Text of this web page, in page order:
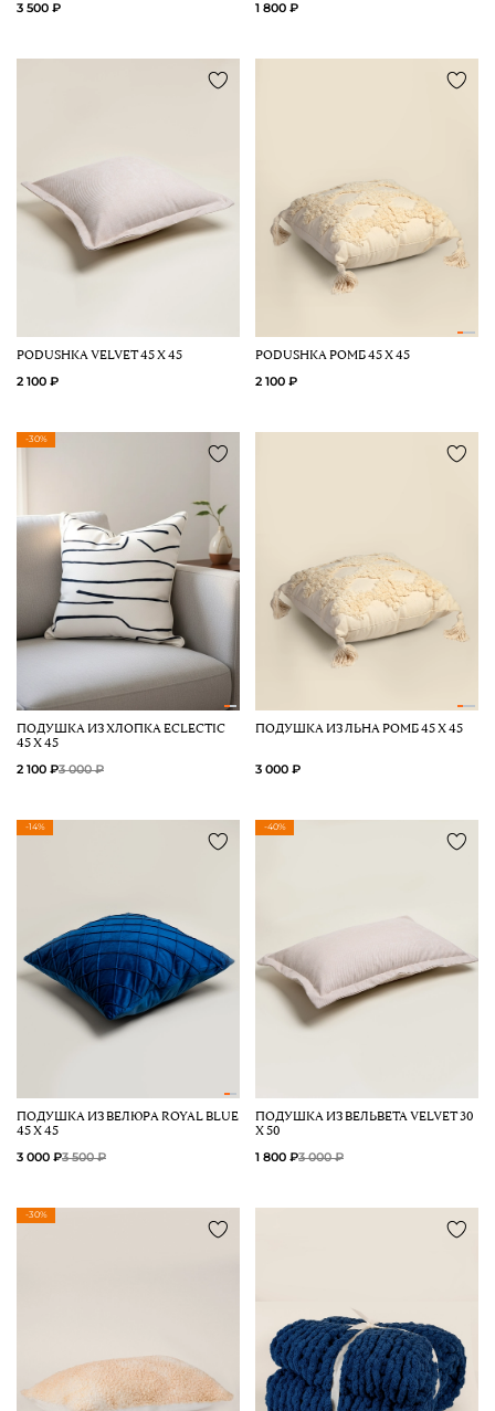
3 500 ₽ 1 800 ₽
PODUSHKA VELVЕT 45 Х 45
2 100 ₽
PODUSHKA РОМБ 45 Х 45
2 100 ₽
-30%
ПОДУШКА ИЗ ХЛОПКА ECLECTIC
45 Х 45
2 100 ₽3 000 ₽
ПОДУШКА ИЗ ЛЬНА РОМБ 45 Х 45
3 000 ₽
-14%
ПОДУШКА ИЗ ВЕЛЮРА ROYAL BLUE
45 Х 45
3 000 ₽3 500 ₽
-40%
ПОДУШКА ИЗ ВЕЛЬВЕТА VELVET 30
Х 50
1 800 ₽3 000 ₽
-30%